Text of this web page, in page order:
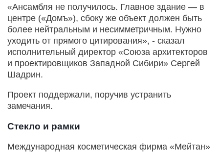
«Ансамбля не получилось. Главное здание — в
центре («Домъ»), сбоку же объект должен быть
более нейтральным и несимметричным. Нужно
уходить от прямого цитирования», - сказал
исполнительный директор «Союза архитекторов
и проектировщиков Западной Сибири» Сергей
Шадрин.
Проект поддержали, поручив устранить
замечания.
Стекло и рамки
Международная косметическая фирма «Мейтан»